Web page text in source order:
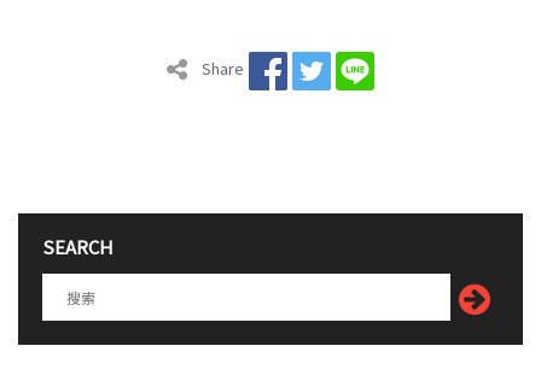
Share
SEARCH